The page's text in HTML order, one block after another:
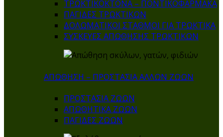
ΤΡΩΚΤΙΚΟΚΤΟΝΑ – ΠΟΝΤΙΚΟΦΑΡΜΑΚA
ΠΑΓΙΔΕΣ ΤΡΩΚΤΙΚΩΝ
ΔΟΛΩΜΑΤΙΚΟΙ ΣΤΑΘΜΟΙ ΓΙΑ ΤΡΩΚΤΙΚΑ
ΣΥΣΚΕΥΕΣ ΑΠΩΘΗΣΗΣ ΤΡΩΚΤΙΚΩΝ
ΑΠΩΘΗΣΗ – ΠΡΟΣΤΑΣΙΑ ΑΛΛΩΝ ΖΩΩΝ
ΠΡΟΣΤΑΣΙΑ ΖΩΩΝ
ΑΠΩΘΗΤΙΚΑ ΖΩΩΝ
ΠΑΓΙΔΕΣ ΖΩΩΝ